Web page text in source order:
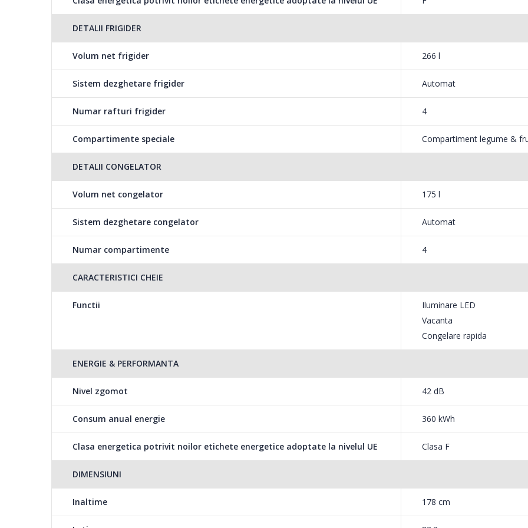
Capacitate de incarcare suficienta pentru nevoile zilnice si pentru intreaga familie.
Control electronic cu display in interior
Setezi simplu si rapid, printr-o simpla apasare de buton, atat temperatura din compartimentele de
racire si congelare, cat si modul de functionare dorit.
Daca doresti sa congelezi alimente intr-un timp scurt, ai posibilitatea sa activezi functia “Super
Freeze”
Functie “Vacanta”
Perfecta pentru perioadele in care pleci de acasa, functia Vacanta opreste compartimentul frigider,
vizibilitate in orice colt al aparatului frigorific.
Functionalitati
4 rafturi din sticla frigider si 1 sertar pentru fructe si legume
DETALII FRIGIDER
Volum net frigider 266 l
Sistem dezghetare frigider Automat
Numar rafturi frigider 4
Compartimente speciale Compartiment legume &
DETALII CONGELATOR
Volum net congelator 175 l
Sistem dezghetare congelator Automat
Numar compartimente 4
CARACTERISTICI CHEIE
Functii
Iluminare LED
Vacanta
Congelare rapida
ENERGIE & PERFORMANTA
Nivel zgomot 42 dB
Consum anual energie 360 kWh
Clasa energetica potrivit noilor etichete energetice adoptate la nivelul UE Clasa F
DIMENSIUNI
Inaltime 178 cm